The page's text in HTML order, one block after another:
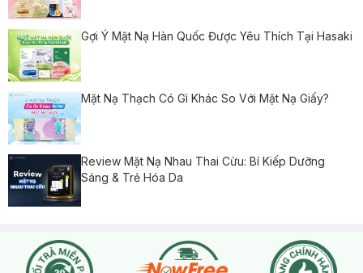
Gợi Ý Mặt Nạ Hàn Quốc Được Yêu Thích Tại Hasaki
Mặt Nạ Thạch Có Gì Khác So Với Mặt Nạ Giấy?
Review Mặt Nạ Nhau Thai Cừu: Bí Kiếp Dưỡng
Sáng & Trẻ Hóa Da